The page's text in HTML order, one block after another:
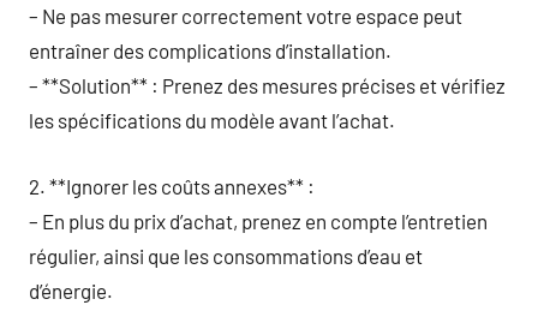
– Ne pas mesurer correctement votre espace peut
entraîner des complications d’installation.
– **Solution** : Prenez des mesures précises et vérifiez
les spécifications du modèle avant l’achat.
2. **Ignorer les coûts annexes** :
– En plus du prix d’achat, prenez en compte l’entretien
régulier, ainsi que les consommations d’eau et
d’énergie.